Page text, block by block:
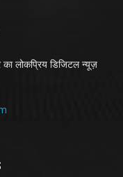
लोकप्रिय डिजिटल न्यूज़